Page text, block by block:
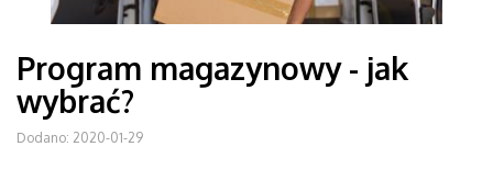
Program magazynowy - jak
wybrać?
Dodano: 2020-01-29